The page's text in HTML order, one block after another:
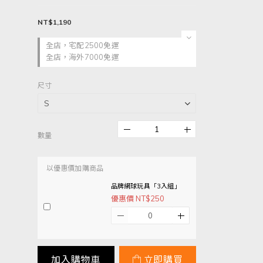
全店，宅配2500免運
全店，海外7000免運
NT$1,190
尺寸
數量
以優惠價加購商品
品牌網球玩具「3入組」
優惠價 NT$250
加入購物車 立即購買